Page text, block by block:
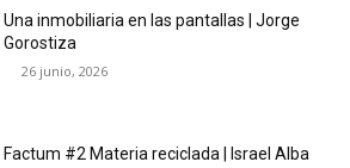
Una inmobiliaria en las pantallas | Jorge
Gorostiza
26 junio, 2026
Factum #2 Materia reciclada | Israel Alba